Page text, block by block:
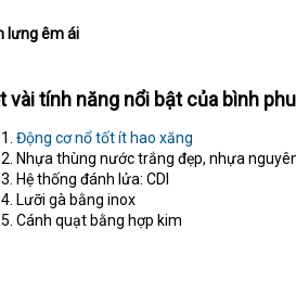
lưng êm ái
vài tính năng nổi bật của bình
Động cơ nổ tốt ít hao xăng
Nhựa thùng nước trắng đẹp, nhựa
Hệ thống đánh lửa: CDI
Lưỡi gà bằng inox
Cánh quạt bằng hợp kim